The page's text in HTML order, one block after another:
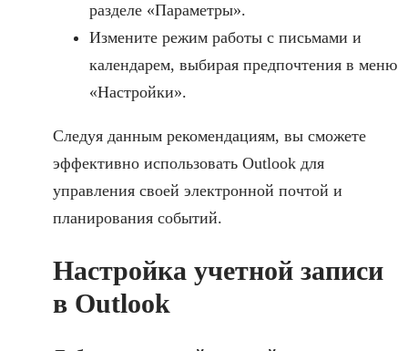
разделе «Параметры».
Измените режим работы с письмами и
календарем, выбирая предпочтения в меню
«Настройки».
Следуя данным рекомендациям, вы сможете
эффективно использовать Outlook для
управления своей электронной почтой и
планирования событий.
Настройка учетной записи
в Outlook